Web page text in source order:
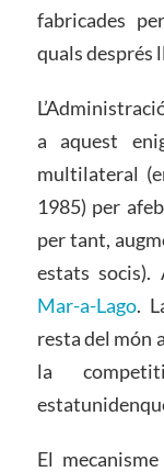
fabricades
quals després
a aquest
multilateral
1985) per
per tant,
estats socis).
Mar-a-Lago.
resta del món
la
El